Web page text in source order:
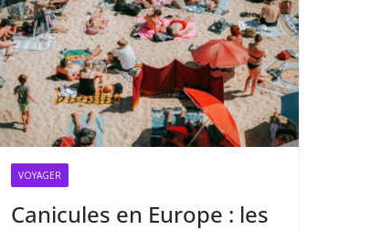
VOYAGER
Canicules en Europe : les